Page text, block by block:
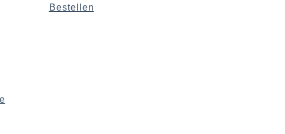
Bestellen